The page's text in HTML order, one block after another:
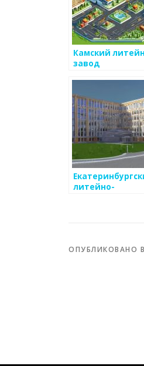
Камский
завод
литейно-
ОПУБЛИКОВАНО